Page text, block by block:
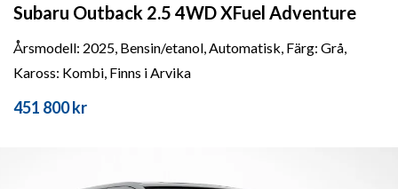
Subaru Outback 2.5 4WD XFuel Adventure
Årsmodell: 2025, Bensin/etanol, Automatisk, Färg: Grå,
Kaross: Kombi, Finns i Arvika
451 800 kr